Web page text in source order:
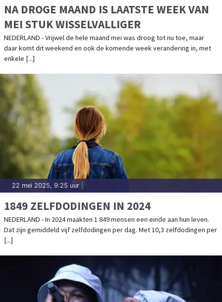
NA DROGE MAAND IS LAATSTE WEEK VAN
MEI STUK WISSELVALLIGER
NEDERLAND - Vrijwel de hele maand mei was droog tot nu toe, maar
daar komt dit weekend en ook de komende week verandering in, met
enkele [...]
22 mei 2025, 9:25 uur
1849 ZELFDODINGEN IN 2024
NEDERLAND - In 2024 maakten 1 849 mensen een einde aan hun leven.
Dat zijn gemiddeld vijf zelfdodingen per dag. Met 10,3 zelfdodingen per
[...]